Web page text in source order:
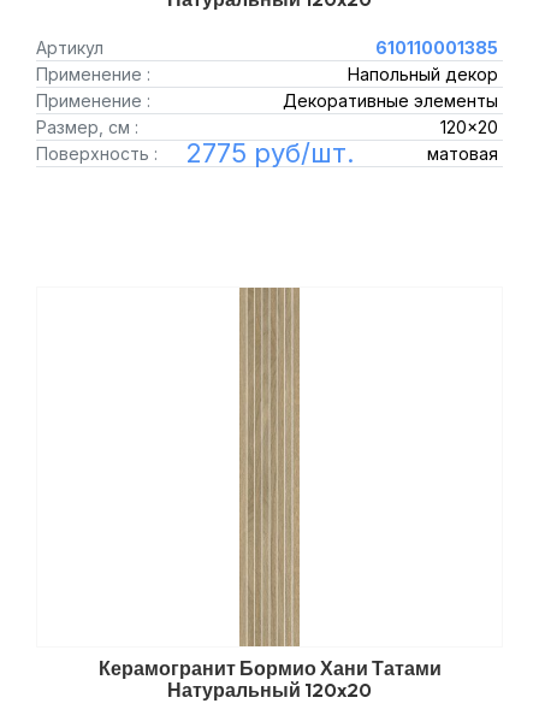
Артикул
610110001385
Применение :
Напольный декор
Применение :
Декоративные элементы
Размер, см :
120x20
Поверхность :
матовая
2775 руб/шт.
Керамогранит Бормио Хани Татами
Натуральный 120x20